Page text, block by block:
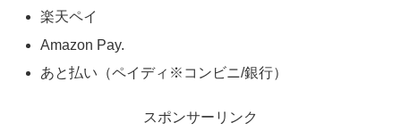
楽天ペイ
Amazon Pay.
あと払い（ペイディ※コンビニ/銀行）
スポンサーリンク